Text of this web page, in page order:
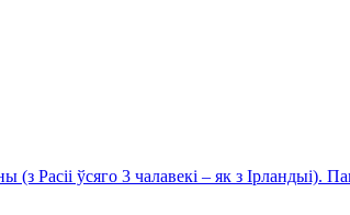
Расіі ўсяго 3 чалавекі – як з Ірландыі).